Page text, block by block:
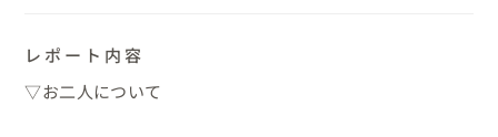
レポート内容
▽お二人について